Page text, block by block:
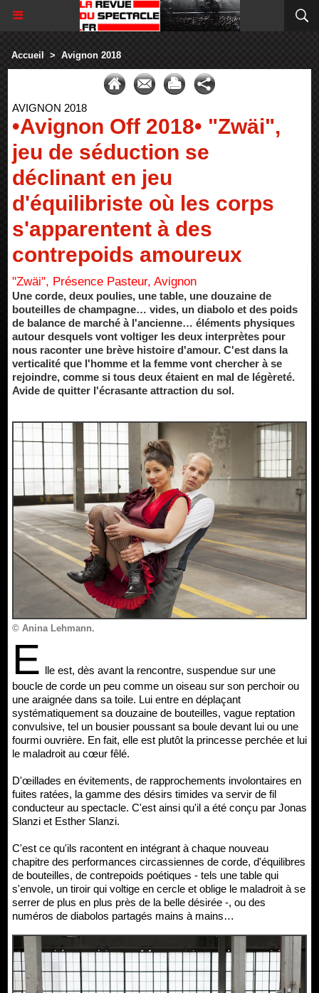
Accueil > Avignon 2018
AVIGNON 2018
•Avignon Off 2018• "Zwäi",
jeu de séduction se
déclinant en jeu
d'équilibriste où les corps
s'apparentent à des
contrepoids amoureux
"Zwäi", Présence Pasteur, Avignon
Une corde, deux poulies, une table, une douzaine de
bouteilles de champagne… vides, un diabolo et des poids
de balance de marché à l'ancienne… éléments physiques
autour desquels vont voltiger les deux interprètes pour
nous raconter une brève histoire d'amour. C'est dans la
verticalité que l'homme et la femme vont chercher à se
rejoindre, comme si tous deux étaient en mal de légèreté.
Avide de quitter l'écrasante attraction du sol.
© Anina Lehmann.
E lle est, dès avant la rencontre, suspendue sur une
boucle de corde un peu comme un oiseau sur son perchoir ou
une araignée dans sa toile. Lui entre en déplaçant
systématiquement sa douzaine de bouteilles, vague reptation
convulsive, tel un bousier poussant sa boule devant lui ou une
fourmi ouvrière. En fait, elle est plutôt la princesse perchée et lui
le maladroit au cœur fêlé.
D'œillades en évitements, de rapprochements involontaires en
fuites ratées, la gamme des désirs timides va servir de fil
conducteur au spectacle. C'est ainsi qu'il a été conçu par Jonas
Slanzi et Esther Slanzi.
C'est ce qu'ils racontent en intégrant à chaque nouveau
chapitre des performances circassiennes de corde, d'équilibres
de bouteilles, de contrepoids poétiques - tels une table qui
s'envole, un tiroir qui voltige en cercle et oblige le maladroit à se
serrer de plus en plus près de la belle désirée -, ou des
numéros de diabolos partagés mains à mains…